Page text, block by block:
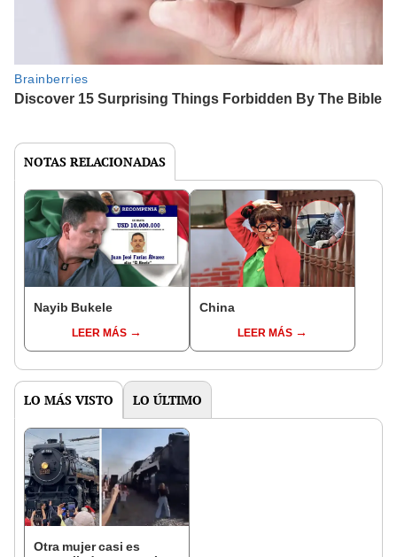
NOTAS RELACIONADAS
Nayib Bukele
LEER MÁS
China
LEER MÁS
LO MÁS VISTO LO ÚLTIMO
Otra mujer casi es